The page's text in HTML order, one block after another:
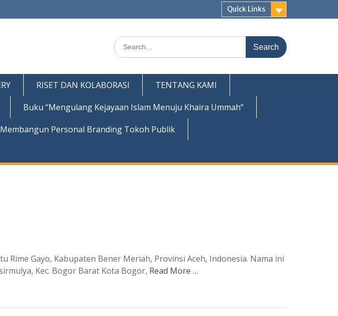
Quick Links
Search
for:
RISET DAN KOLABORASI
TENTANG KAMI
Buku “Mengulang Kejayaan Islam Menuju Khaira Ummah”
Personal Branding Tokoh Publik
Rime Gayo, Kabupaten Bener Meriah, Provinsi Aceh, Indonesia. Nama ini
Kec. Bogor Barat Kota Bogor, Read More …